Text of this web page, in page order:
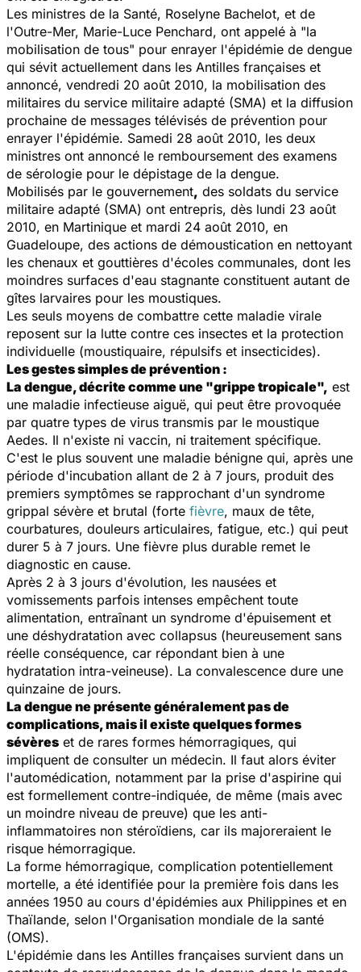
Les ministres de la Santé, Roselyne Bachelot, et de
l'Outre-Mer, Marie-Luce Penchard, ont appelé à "la
mobilisation de tous" pour enrayer l'épidémie de dengue
qui sévit actuellement dans les Antilles françaises et
annoncé, vendredi 20 août 2010, la mobilisation des
militaires du service militaire adapté (SMA) et la diffusion
prochaine de messages télévisés de prévention pour
enrayer l'épidémie. Samedi 28 août 2010, les deux
ministres ont annoncé le remboursement des examens
de sérologie pour le dépistage de la dengue.
Mobilisés par le gouvernement, des soldats du service
militaire adapté (SMA) ont entrepris, dès lundi 23 août
2010, en Martinique et mardi 24 août 2010, en
Guadeloupe, des actions de démoustication en nettoyant
les chenaux et gouttières d'écoles communales, dont les
moindres surfaces d'eau stagnante constituent autant de
gîtes larvaires pour les moustiques.
Les seuls moyens de combattre cette maladie virale
reposent sur la lutte contre ces insectes et la protection
individuelle (moustiquaire, répulsifs et insecticides).
Les gestes simples de prévention :
La dengue, décrite comme une "grippe tropicale", est
une maladie infectieuse aiguë, qui peut être provoquée
par quatre types de virus transmis par le moustique
Aedes. Il n'existe ni vaccin, ni traitement spécifique.
C'est le plus souvent une maladie bénigne qui, après une
période d'incubation allant de 2 à 7 jours, produit des
premiers symptômes se rapprochant d'un syndrome
grippal sévère et brutal (forte fièvre, maux de tête,
courbatures, douleurs articulaires, fatigue, etc.) qui peut
durer 5 à 7 jours. Une fièvre plus durable remet le
diagnostic en cause.
Après 2 à 3 jours d'évolution, les nausées et
vomissements parfois intenses empêchent toute
alimentation, entraînant un syndrome d'épuisement et
une déshydratation avec collapsus (heureusement sans
réelle conséquence, car répondant bien à une
hydratation intra-veineuse). La convalescence dure une
quinzaine de jours.
La dengue ne présente généralement pas de
complications, mais il existe quelques formes
sévères et de rares formes hémorragiques, qui
impliquent de consulter un médecin. Il faut alors éviter
l'automédication, notamment par la prise d'aspirine qui
est formellement contre-indiquée, de même (mais avec
un moindre niveau de preuve) que les anti-
inflammatoires non stéroïdiens, car ils majoreraient le
risque hémorragique.
La forme hémorragique, complication potentiellement
mortelle, a été identifiée pour la première fois dans les
années 1950 au cours d'épidémies aux Philippines et en
Thaïlande, selon l'Organisation mondiale de la santé
(OMS).
L'épidémie dans les Antilles françaises survient dans un